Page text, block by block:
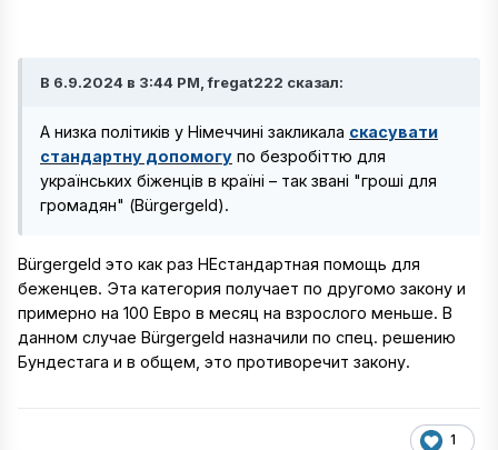
В 6.9.2024 в 3:44 PM, fregat222 сказал:
А низка політиків у Німеччині закликала скасувати
стандартну допомогу по безробіттю для
українських біженців в країні – так звані "гроші для
громадян" (Bürgergeld).
Bürgergeld это как раз НЕстандартная помощь для
беженцев. Эта категория получает по другомо закону и
примерно на 100 Евро в месяц на взрослого меньше. В
данном случае Bürgergeld назначили по спец. решению
Бундестага и в общем, это противоречит закону.
1